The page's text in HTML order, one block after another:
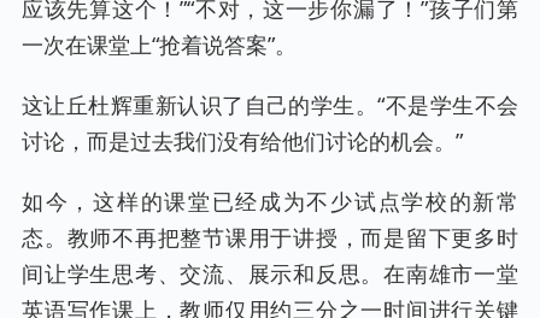
应该先算这个！”“不对，这一步你漏了！”孩子们第
一次在课堂上“抢着说答案”。
这让丘杜辉重新认识了自己的学生。“不是学生不会
讨论，而是过去我们没有给他们讨论的机会。”
如今，这样的课堂已经成为不少试点学校的新常
态。教师不再把整节课用于讲授，而是留下更多时
间让学生思考、交流、展示和反思。在南雄市一堂
英语写作课上，教师仅用约三分之一时间进行关键